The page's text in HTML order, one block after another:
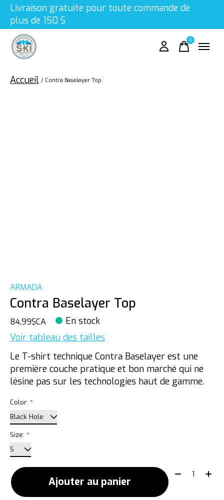
Livraison gratuite pour toute commande de
plus de 150 $
0items
Accueil / Contra Baselayer Top
ARMADA
Contra Baselayer Top
84,99$CA En stock
Voir tableau des tailles
Le T-shirt technique Contra Baselayer est une
première couche pratique et bon marché qui ne
lésine pas sur les technologies haut de gamme.
Color: *
Size: *
Ajouter au panier
Quantité: